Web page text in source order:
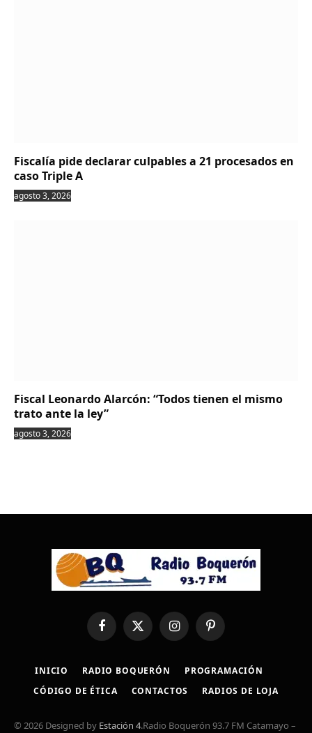
Fiscalía pide declarar culpables a 21 procesados en
caso Triple A
agosto 3, 2026
Fiscal Leonardo Alarcón: “Todos tienen el mismo
trato ante la ley”
agosto 3, 2026
FacebookX
(Twitter)
InstagramPinterest
INICIO RADIO BOQUERÓN
PROGRAMACIÓN
CÓDIGO DE ÉTICA
CONTACTOS RADIOS DE LOJA
© 2026 Designed by Estación 4.Radio Boquerón 93.7 FM Catamayo –